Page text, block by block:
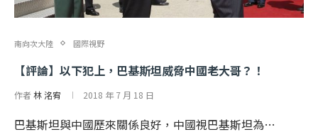
南向次大陸 國際視野
【評論】以下犯上，巴基斯坦威脅中國老大哥？！
作者林 洺宥 2018 年 7 月 18 日
巴基斯坦與中國歷來關係良好，中國視巴基斯坦為…